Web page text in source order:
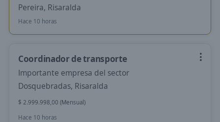
Pereira, Risaralda
Hace 10 horas
Coordinador de transporte
Importante empresa del sector
Dosquebradas, Risaralda
$ 2.999.998,00 (Mensual)
Hace 10 horas